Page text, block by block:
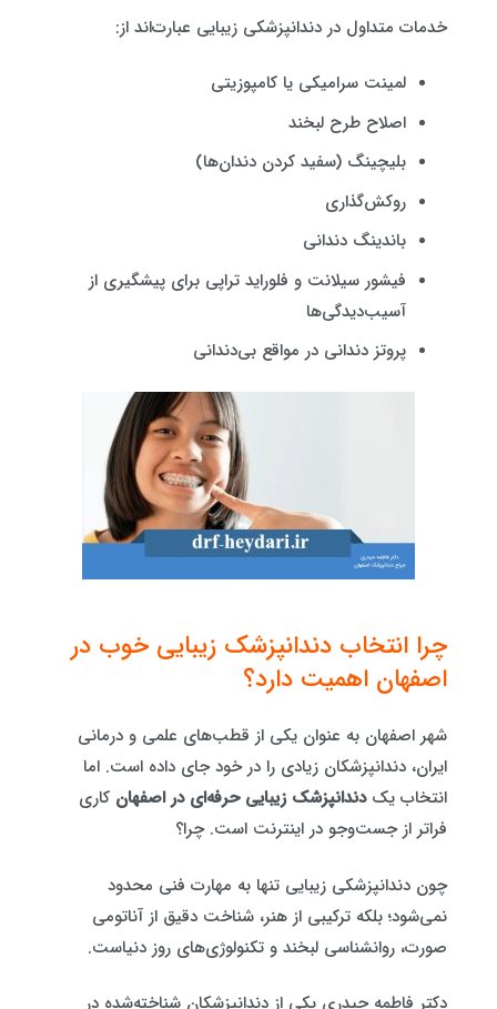
خدمات متداول در دندانپزشکی زیبایی عبارت‌اند از:
لمینت سرامیکی یا کامپوزیتی
اصلاح طرح لبخند
بلیچینگ (سفید کردن دندان‌ها)
روکش‌گذاری
باندینگ دندانی
فیشور سیلانت و فلوراید تراپی برای پیشگیری از
آسیب‌دیدگی‌ها
پروتز دندانی در مواقع بی‌دندانی
چرا انتخاب دندانپزشک زیبایی خوب در
اصفهان اهمیت دارد؟
شهر اصفهان به عنوان یکی از قطب‌های علمی و درمانی
ایران، دندانپزشکان زیادی را در خود جای داده است. اما
انتخاب یکدندانپزشک زیبایی حرفه‌ای در اصفهان کاری
فراتر از جست‌وجو در اینترنت است. چرا؟
چون دندانپزشکی زیبایی تنها به مهارت فنی محدود
نمی‌شود؛ بلکه ترکیبی از هنر، شناخت دقیق از آناتومی
صورت، روانشناسی لبخند و تکنولوژی‌های روز دنیاست.
دکتر فاطمه حیدری یکی از دندانپزشکان شناخته‌شده در